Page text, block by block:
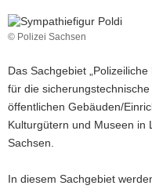
© Polizei Sachsen
Das Sachgebiet
für die
öffentlichen Gebäuden/
Kulturgütern und Museen in
Sachsen.
In diesem Sachgebiet